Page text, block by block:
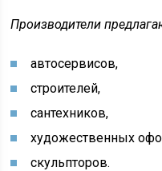
Производители
автосервисов,
строителей,
сантехников,
художественных
скульпторов.